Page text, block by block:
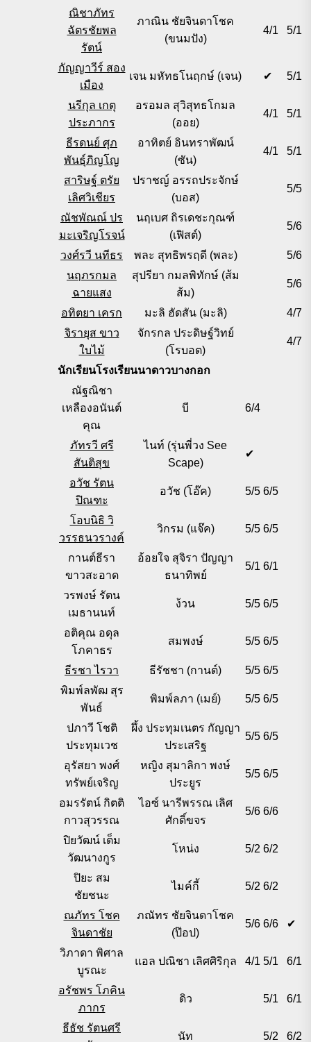
ณิชาภัทร
ฉัตรชัยพล
รัตน์
ภาณิน ชัยจินดาโชค
(ขนมปัง)
4/1 5/1
กัญญาวีร์ สอง
เมือง
เจน มหัทธโนฤกษ์ (เจน) ✔ 5/1
นรีกุล เกตุ
ประภากร
อรอมล สุวิสุทธโกมล
(ออย)
4/1 5/1
ธีรดนย์ ศุภ
พันธุ์ภิญโญ
อาทิตย์ อินทราพัฒน์
(ซัน)
4/1 5/1
สาริษฐ์ ตรัย
เลิศวิเชียร
ปราชญ์ อรรถประจักษ์
(บอส)
5/5
ณัชพัณณ์ ปร
มะเจริญโรจน์
นฤเบศ ถิรเดชะกุณฑ์
(เฟิสต์)
5/6
วงศ์รวี นทีธร พละ สุทธิพรฤดี (พละ)
5/6
นฤภรกมล
ฉายแสง
สุปรียา กมลพิทักษ์ (ส้ม
ส้ม)
5/6
อทิตยา เครก มะลิ ฮัดสัน (มะลิ)
4/7
จิรายุส ขาว
ใบไม้
จักรกล ประดิษฐ์วิทย์
(โรบอต)
4/7
นักเรียนโรงเรียนนาดาวบางกอก
ณัฐณิชา
เหลืองอนันต์
คุณ
บี 6/4
ภัทรวี ศรี
สันติสุข
ไนท์ (รุ่นพี่วง See
Scape)
✔
อวัช รัตน
ปิณฑะ
อวัช (โอ๊ค) 5/5 6/5
โอบนิธิ วิ
วรรธนวรางค์
วิกรม (แจ๊ค) 5/5 6/5
กานต์ธีรา
ขาวสะอาด
อ้อยใจ สุจิรา ปัญญา
ธนาทิพย์
5/1 6/1
วรพงษ์ รัตน
เมธานนท์
ง้วน 5/5 6/5
อติคุณ อดุล
โภคาธร
สมพงษ์ 5/5 6/5
ธีรชา ไรวา ธีรัชชา (กานต์) 5/5 6/5
พิมพ์ลพัฒ สุร
พันธ์
พิมพ์ลภา (เมย์) 5/5 6/5
ปภาวี โชติ
ประทุมเวช
ผึ้ง ประทุมเนตร กัญญา
ประเสริฐ
5/5 6/5
อุรัสยา พงศ์
ทรัพย์เจริญ
หญิง สุมาลิกา พงษ์
ประยูร
5/5 6/5
อมรรัตน์ กิตติ
กาวสุวรรณ
ไอซ์ นารีพรรณ เลิศ
ศักดิ์ขจร
5/6 6/6
ปิยวัฒน์ เต็ม
วัฒนางกูร
โหน่ง 5/2 6/2
ปิยะ สม
ชัยชนะ
ไมค์กี้ 5/2 6/2
ณภัทร โชค
จินดาชัย
ภณัทร ชัยจินดาโชค
(ป๊อป)
5/6 6/6 ✔
วิภาดา พิศาล
บูรณะ
แอล ปณิชา เลิศศิริกุล 4/1 5/1 6/1
อรัชพร โภคิน
ภากร
ดิว 5/1 6/1
ธีธัช รัตนศรี
นัท 5/2 6/2